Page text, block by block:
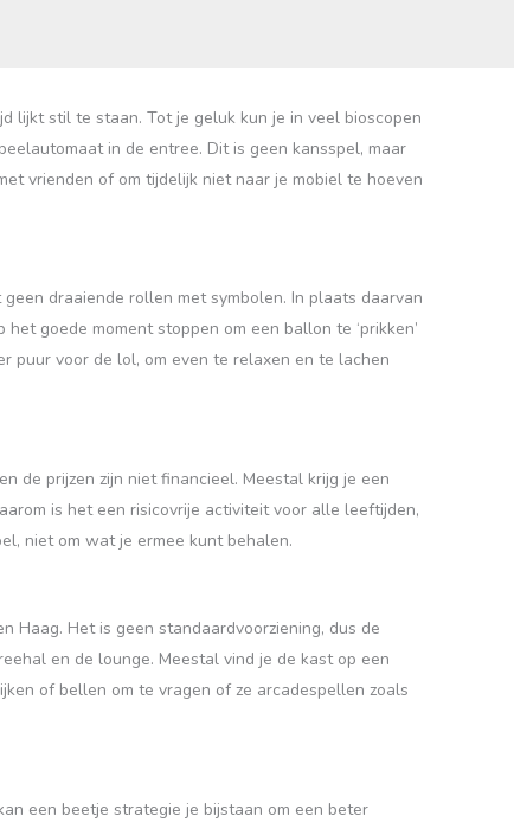
lijkt stil te staan. Tot je geluk kun je in veel bioscopen
in de entree. Dit is geen kansspel, maar
vrienden of om tijdelijk niet naar je mobiel te hoeven
draaiende rollen met symbolen. In plaats daarvan
goede moment stoppen om een ballon te ‘prikken’
puur voor de lol, om even te relaxen en te lachen
de prijzen zijn niet financieel. Meestal krijg je een
is het een risicovrije activiteit voor alle leeftijden,
niet om wat je ermee kunt behalen.
Haag. Het is geen standaardvoorziening, dus de
en de lounge. Meestal vind je de kast op een
of bellen om te vragen of ze arcadespellen zoals
een beetje strategie je bijstaan om een beter